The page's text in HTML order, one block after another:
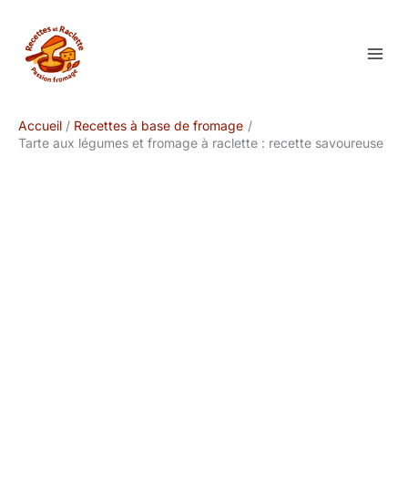
contenu
Accueil
Recettes à base de fromage
Tarte aux légumes et fromage à raclette : recette savoureuse